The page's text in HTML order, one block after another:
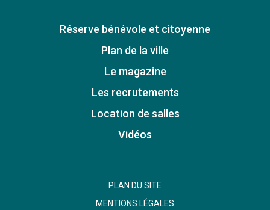
Réserve bénévole et citoyenne
Plan de la ville
Le magazine
Les recrutements
Location de salles
Vidéos
PLAN DU SITE
MENTIONS LÉGALES